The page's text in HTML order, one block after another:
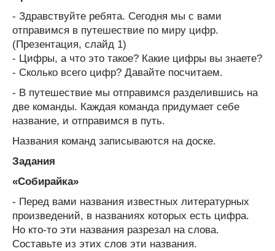
- Здравствуйте ребята. Сегодня мы с вами
отправимся в путешествие по миру цифр.
(Презентация, слайд 1)
- Цифры, а что это такое? Какие цифры вы знаете?
- Сколько всего цифр? Давайте посчитаем.
- В путешествие мы отправимся разделившись на
две команды. Каждая команда придумает себе
название, и отправимся в путь.
Названия команд записываются на доске.
Задания
«Собирайка»
- Перед вами названия известных литературных
произведений, в названиях которых есть цифра.
Но кто-то эти названия разрезал на слова.
Составьте из этих слов эти названия.